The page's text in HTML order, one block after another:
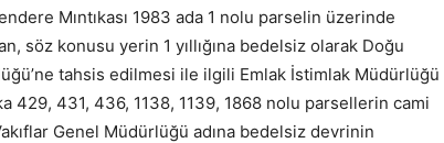
Mıntıkası 1983 ada 1 nolu parselin üzerinde
söz konusu yerin 1 yıllığına bedelsiz olarak Doğu
tahsis edilmesi ile ilgili Emlak İstimlak Müdürlüğü
429, 431, 436, 1138, 1139, 1868 nolu parsellerin cami
Genel Müdürlüğü adına bedelsiz devrinin